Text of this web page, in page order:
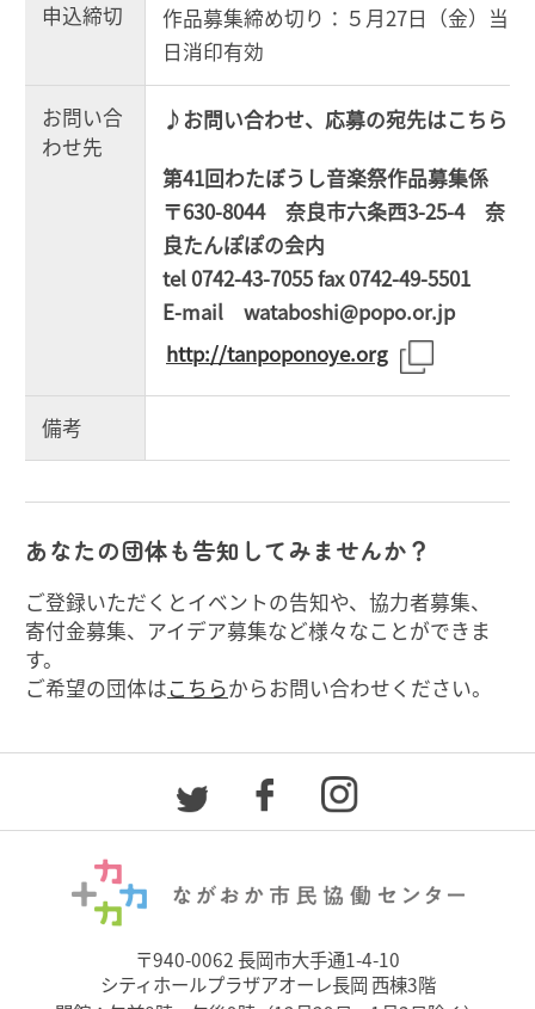
申込締切
作品募集締め切り：５月27日（金）当
日消印有効
お問い合
わせ先
♪お問い合わせ、応募の宛先はこちら
第41回わたぼうし音楽祭作品募集係
〒630-8044 奈良市六条西3-25-4 奈
良たんぽぽの会内
tel 0742-43-7055 fax 0742-49-5501
E-mail wataboshi@popo.or.jp
http://tanpoponoye.org
備考
あなたの団体も告知してみませんか？
ご登録いただくとイベントの告知や、協力者募集、
寄付金募集、アイデア募集など様々なことができま
す。
ご希望の団体はこちらからお問い合わせください。
〒940-0062 長岡市大手通1-4-10
シティホールプラザアオーレ長岡 西棟3階